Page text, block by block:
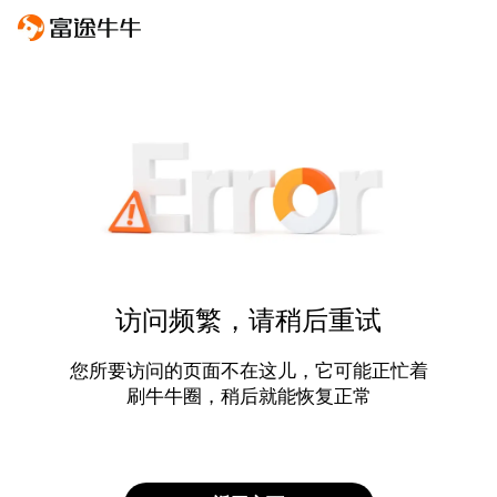
访问频繁，请稍后重试
您所要访问的页面不在这儿，它可能正忙着
刷牛牛圈，稍后就能恢复正常